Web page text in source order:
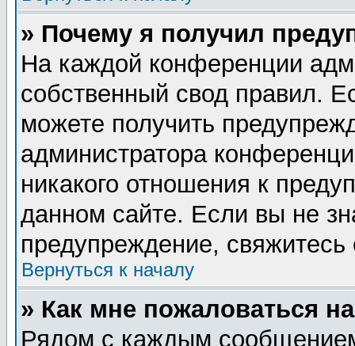
» Почему я получил
На каждой конференции
собственный свод правил.
можете получить
администратора
никакого отношения к
данном сайте. Если вы не
предупреждение,
Вернуться к началу
» Как мне пожаловаться
Рядом с каждым